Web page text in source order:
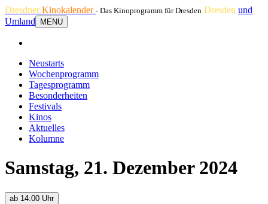
DresdnerKinokalender - Das Kinoprogramm für Dresden Dresden und
Umland
MENU
Neustarts
Wochenprogramm
Tagesprogramm
Besonderheiten
Festivals
Kinos
Aktuelles
Kolumne
Samstag, 21. Dezember 2024
ab 14:00 Uhr